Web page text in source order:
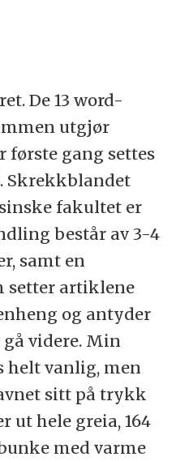
De 13 word-
utgjør
gang settes
Skrekkblandet
fakultet er
består av 3-4
samt en
setter artiklene
og antyder
videre. Min
helt vanlig, men
sitt på trykk
ut hele greia, 164
med varme